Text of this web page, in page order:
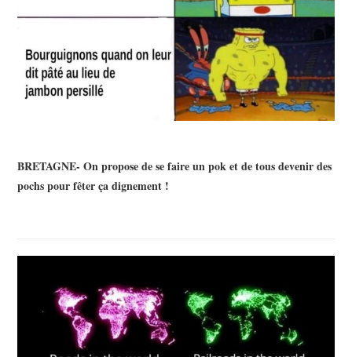
BRETAGNE- On propose de se faire un pok et de tous devenir des
pochs pour fêter ça dignement !